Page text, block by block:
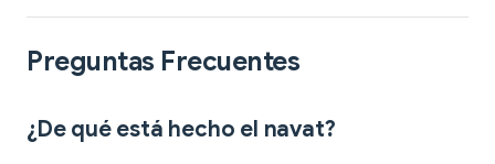
Preguntas Frecuentes
¿De qué está hecho el navat?